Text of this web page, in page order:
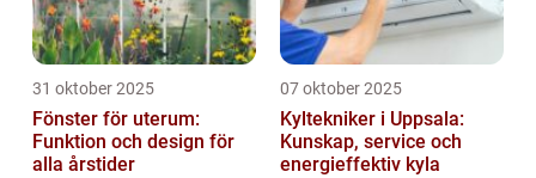
31 oktober 2025
Fönster för uterum:
Funktion och design för
alla årstider
07 oktober 2025
Kyltekniker i Uppsala:
Kunskap, service och
energieffektiv kyla